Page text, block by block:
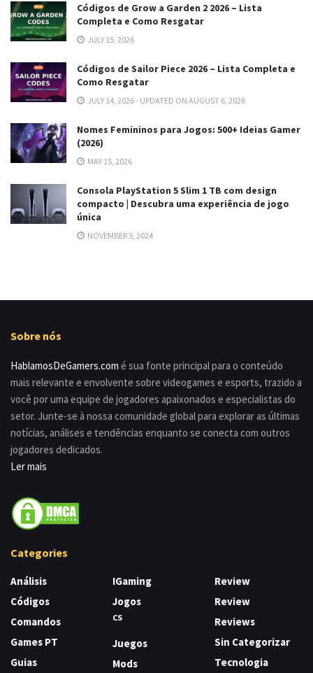
Códigos de Grow a Garden 2 2026 – Lista
Completa e Como Resgatar
JULY 15, 2026
Códigos de Sailor Piece 2026 – Lista Completa e
Como Resgatar
JULY 14, 2026 - UPDATED ON AUGUST 6, 2026
Nomes Femininos para Jogos: 500+ Ideias Gamer
(2026)
MAY 15, 2026
Consola PlayStation 5 Slim 1 TB com design
compacto | Descubra uma experiência de jogo
única
NOVEMBER 5, 2024
Sobre nós
HablamosDeGamers.com é sua fonte principal para o conteúdo
mais relevante e envolvente sobre videogames e esports, trazido a
você por uma equipe de jogadores apaixonados e especialistas do
setor. Junte-se à nossa comunidade global para explorar as últimas
notícias, análises e tendências enquanto se conecta com outros
jogadores dedicados.
Ler mais
Categories
Análisis
Códigos
Comandos
Games PT
Guias
IGaming
Jogos
CS
Juegos
Mods
Review
Review
Reviews
Sin Categorizar
Tecnologia